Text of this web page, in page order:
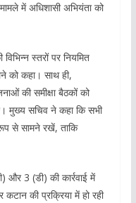
में अधिशासी अभियंता को
विभिन्न स्तरों पर नियमित
को कहा। साथ ही,
की समीक्षा बैठकों को
मुख्य सचिव ने कहा कि सभी
से सामने रखें, ताकि
3 (डी) की कार्रवाई में
की प्रक्रिया में हो रही